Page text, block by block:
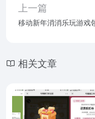
上一篇
移动新年消消乐玩游戏
相关文章